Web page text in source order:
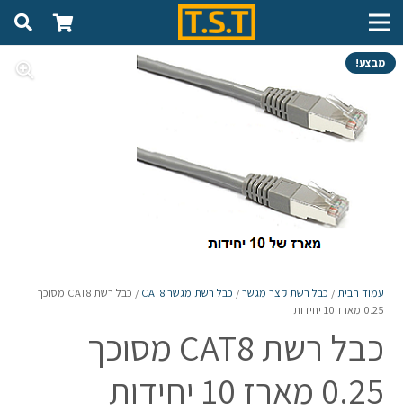
מבצע!
עמוד הבית/ כבל רשת קצר מגשר/ כבל רשת מגשר CAT8
/ כבל רשת CAT8 מסוכך
0.25 מארז 10 יחידות
כבל רשת CAT8 מסוכך
0.25 מארז 10 יחידות